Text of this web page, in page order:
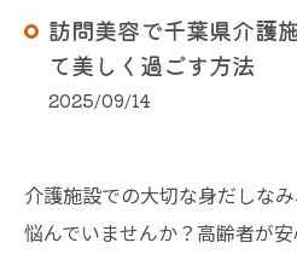
訪問美容で千葉県介護
て美しく過ごす方法
2025/09/14
介護施設での大切な身だしな
悩んでいませんか？高齢者が